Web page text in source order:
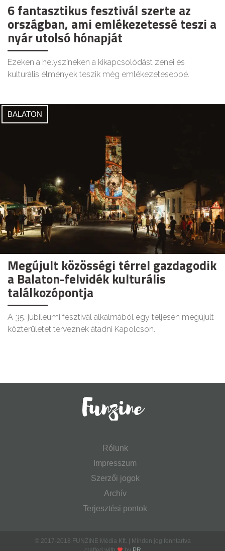
6 fantasztikus fesztivál szerte az
országban, ami emlékezetessé teszi a
nyár utolsó hónapját
Ezeken a helyszíneken a kikapcsolódást zenei és
kulturális élmények teszik még emlékezetesebbé.
BALATON
Megújult közösségi térrel gazdagodik
a Balaton-felvidék kulturális
találkozópontja
A 35. jubileumi fesztivál alkalmából egy teljesen megújult
közterületet terveznek átadni Kapolcson.
Rólunk
Impresszum
Szerzői jogok
Archív
Terjesztési pontok
© 2017-2018 FUNZINE Média Kft. | Minden jog fenntartva